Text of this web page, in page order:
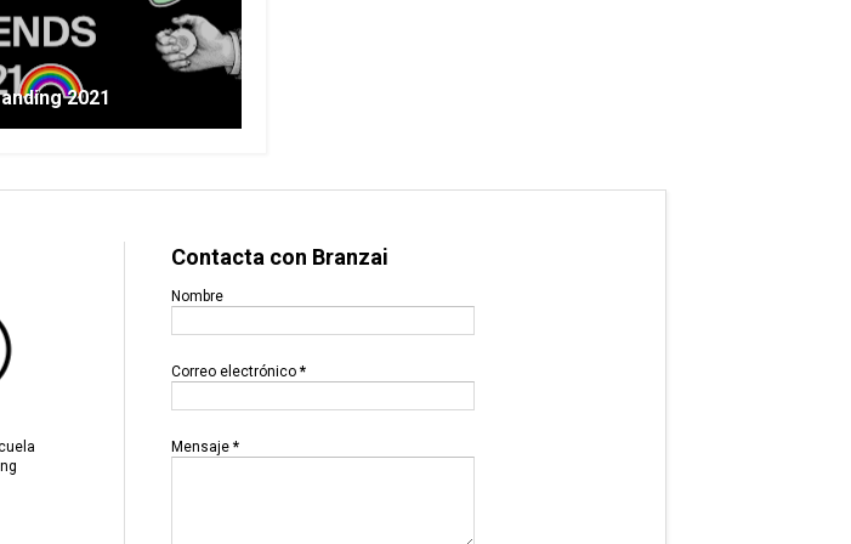
2021
Contacta con Branzai
Nombre
Correo electrónico *
Mensaje *